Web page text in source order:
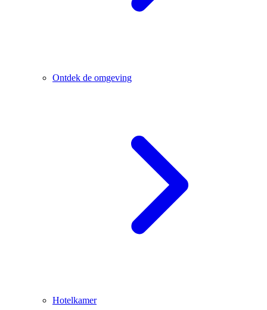
Ontdek de omgeving
Hotelkamer